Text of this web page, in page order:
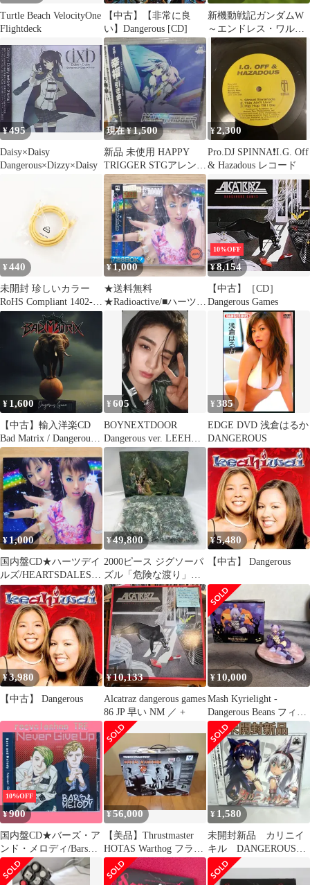
Turtle Beach VelocityOne
Flightdeck
【中古】【非常に良
い】Dangerous [CD]
新機動戦記ガンダムW
～エンドレス・ワルツ
サウンドトラック
¥495
Daisy×Daisy
Dangerous×Dizzy×Daisy
現在 ¥1,500
新品 未使用 HAPPY
TRIGGER STGアレンジ
サウンドトラック
¥2,300
Pro.DJ SPINNA❗️I.G. Off
& Hazadous レコード
¥440
未開封 珍しいカラー
RoHS Compliant 1402-
00EX000 LANケーブル
1.2~1.5m イエロー
¥1,000
★送料無料
★Radioactive/■ハーツデ
イル
ズ/HEARTSDALES【49
45817142092/CTCR1420
9】D04949
10%OFF
¥8,154
【中古】［CD］
Dangerous Games
¥ 1,600
【中古】輸入洋楽CD
Bad Matrix / Dangerous
Game[輸入盤]
¥605
BOYNEXTDOOR
Dangerous ver. LEEHAN
19.99 B
¥385
EDGE DVD 浅倉はるか
DANGEROUS
¥ 1,000
国内盤CD★ハーツデイ
ルズ/HEARTSDALES■
Radioactive
【CTCR14209/49458171
42092】N02247
¥49,800
2000ピース ジグソーパ
ズル「危険な渡り」絵
画風
¥5,480
【中古】 Dangerous
¥3,980
【中古】 Dangerous
¥10,133
Alcatraz dangerous games
86 JP 早い NM ／ +
¥ 10,000
Mash Kyrielight -
Dangerous Beans フィギ
ュア
10%OFF
¥900
国内盤CD★バーズ・ア
ンド・メロディ/Bars
and Melody■ Never Give
Up(DVD付)
¥56,000
【美品】Thrustmaster
HOTAS Warthog フライ
トスティック
¥ 1,580
未開封新品 カリニイ
キル DANGEROUS
MEZASHI CAT CD